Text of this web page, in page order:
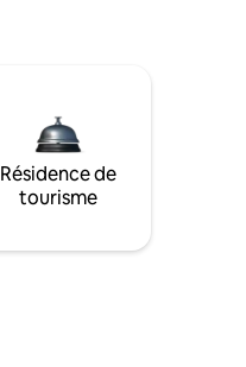
Résidence de
tourisme